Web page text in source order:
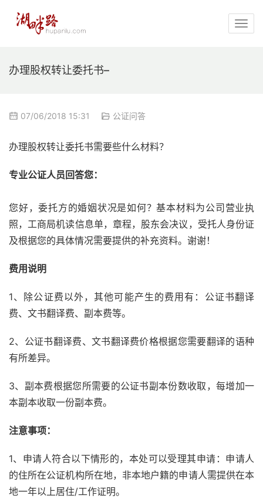
办理股权转让委托书–
07/06/2018 15:31 公证问答
办理股权转让委托书需要些什么材料？
专业公证人员回答您：
您好，委托方的婚姻状况是如何？基本材料为公司营业执
照，工商局机读信息单，章程，股东会决议，受托人身份证
及根据您的具体情况需要提供的补充资料。谢谢！
费用说明
1、除公证费以外，其他可能产生的费用有：公证书翻译
费、文书翻译费、副本费等。
2、公证书翻译费、文书翻译费价格根据您需要翻译的语种
有所差异。
3、副本费根据您所需要的公证书副本份数收取，每增加一
本副本收取一份副本费。
注意事项：
1、申请人符合以下情形的，本处可以受理其申请：申请人
的住所在公证机构所在地，非本地户籍的申请人需提供在本
地一年以上居住/工作证明。